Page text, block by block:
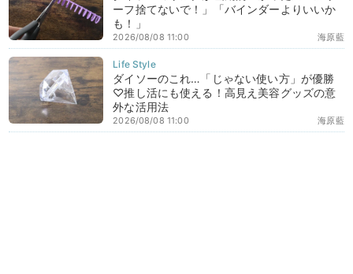
ーフ捨てないで！」「バインダーよりいいか
も！」
海原藍
2026/08/08 11:00
ダイソーのこれ…「じゃない使い方」が優勝
♡推し活にも使える！高見え美容グッズの意
外な活用法
海原藍
2026/08/08 11:00